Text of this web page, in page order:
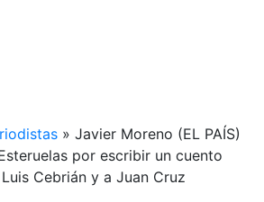
» Javier Moreno (EL PAÍS)
por escribir un cuento
Cebrián y a Juan Cruz